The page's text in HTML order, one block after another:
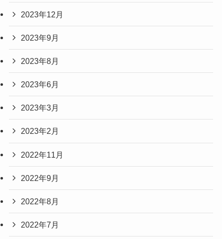
2023年12月
2023年9月
2023年8月
2023年6月
2023年3月
2023年2月
2022年11月
2022年9月
2022年8月
2022年7月